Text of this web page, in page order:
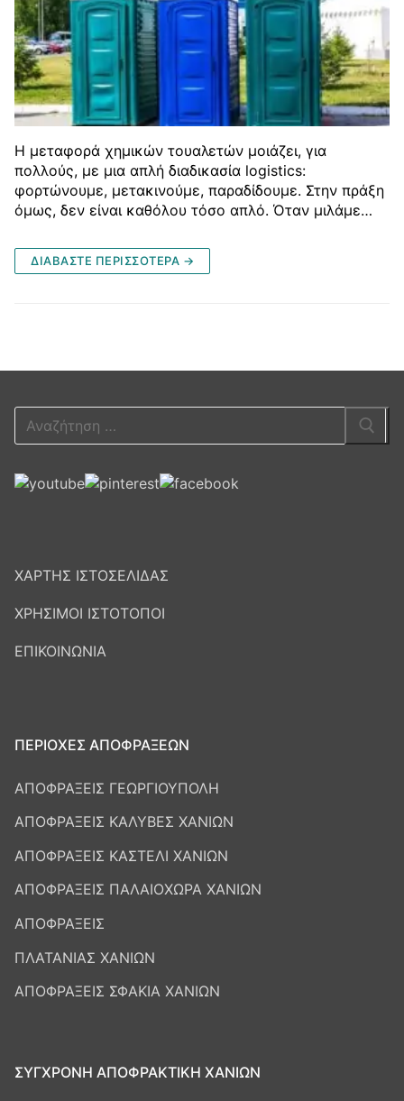
Η μεταφορά χημικών τουαλετών μοιάζει, για
πολλούς, με μια απλή διαδικασία logistics:
φορτώνουμε, μετακινούμε, παραδίδουμε. Στην πράξη
όμως, δεν είναι καθόλου τόσο απλό. Όταν μιλάμε…
ΔΙΑΒΆΣΤΕ ΠΕΡΙΣΣΌΤΕΡΑ →
Αναζήτηση
για:
ΧΑΡΤΗΣ ΙΣΤΟΣΕΛΙΔΑΣ
ΧΡΗΣΙΜΟΙ ΙΣΤΟΤΟΠΟΙ
ΕΠΙΚΟΙΝΩΝΙΑ
ΠΕΡΙΟΧΕΣ ΑΠΟΦΡΑΞΕΩΝ
ΑΠΟΦΡΑΞΕΙΣ ΓΕΩΡΓΙΟΥΠΟΛΗ
ΑΠΟΦΡΑΞΕΙΣ ΚΑΛΥΒΕΣ ΧΑΝΙΩΝ
ΑΠΟΦΡΑΞΕΙΣ ΚΑΣΤΕΛΙ ΧΑΝΙΩΝ
ΑΠΟΦΡΑΞΕΙΣ ΠΑΛΑΙΟΧΩΡΑ ΧΑΝΙΩΝ
ΑΠΟΦΡΑΞΕΙΣ
ΠΛΑΤΑΝΙΑΣ ΧΑΝΙΩΝ
ΑΠΟΦΡΑΞΕΙΣ ΣΦΑΚΙΑ ΧΑΝΙΩΝ
ΣΥΓΧΡΟΝΗ ΑΠΟΦΡΑΚΤΙΚΗ ΧΑΝΙΩΝ